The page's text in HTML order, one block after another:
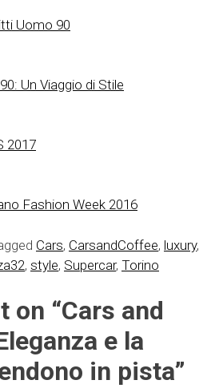
Uomo 90
Un Viaggio di Stile
2017
Fashion Week 2016
Cars, CarsandCoffee, luxury,
, style, Supercar, Torino
on “Cars and
e la
in pista”